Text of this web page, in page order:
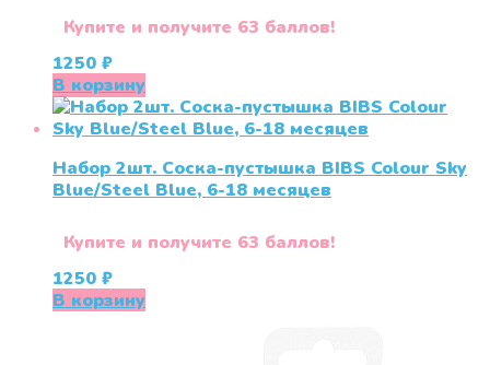
Купите и получите 63 баллов!
1250 ₽
В корзину
Набор 2шт. Соска-пустышка BIBS Colour Sky
Blue/Steel Blue, 6-18 месяцев
Купите и получите 63 баллов!
1250 ₽
В корзину